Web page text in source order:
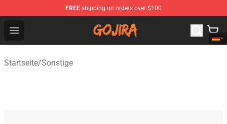
FREE shipping on orders over $100
Open menu
Gojira Shop - Official Gojira Merchandise Store
Startseite/Sonstige